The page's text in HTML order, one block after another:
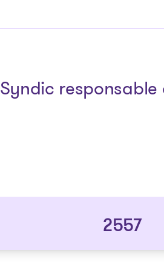
Syndic responsable
2557